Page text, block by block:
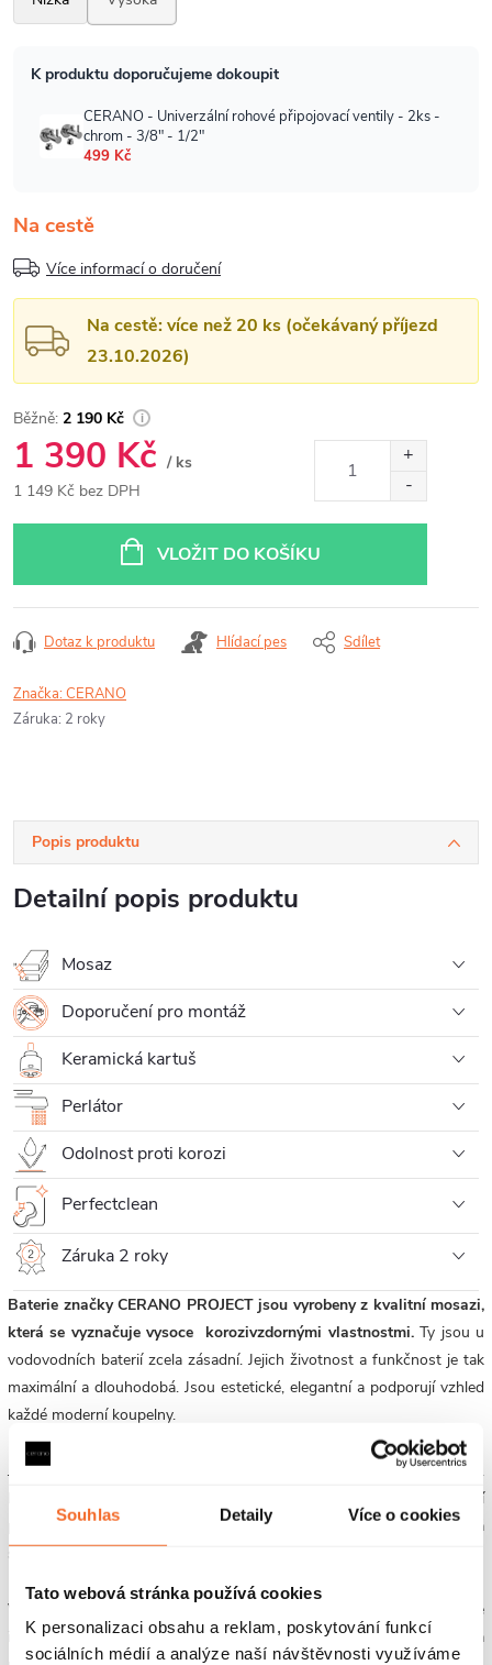
Souhlas Detaily Více o cookies
Tato webová stránka používá cookies
K personalizaci obsahu a reklam, poskytování funkcí
sociálních médií a analýze naší návštěvnosti využíváme
Na cestě
Více informací o doručení
Na cestě: více než 20 ks (očekávaný příjezd
23.10.2026)
2 190 Kč
1 390 Kč / ks
1 149 Kč bez DPH
VLOŽIT DO KOŠÍKU
Dotaz k produktu Hlídací pes Sdílet
Značka:CERANO
Záruka: 2 roky
Popis produktu
Detailní popis produktu
Mosaz
Doporučení pro montáž
Keramická kartuš
Perlátor
Odolnost proti korozi
Perfectclean
Záruka 2 roky
Baterie značky CERANO PROJECT jsou vyrobeny z kvalitní mosazi,
která se vyznačuje vysoce korozivzdornými vlastnostmi.Ty jsou u
vodovodních baterií zcela zásadní. Jejich životnost a funkčnost je tak
maximální a dlouhodobá. Jsou estetické, elegantní a podporují vzhled
každé moderní koupelny.
Jednou z výhod moderních umyvadlových baterií je také úspora vody.
Mnoho nových modelů je vybaveno technologiemi, které snižují
průtok vody, aniž by to ovlivnilo komfort mytí rukou. To pomáhá
snižovat spotřebu vody a přispívá k udržitelnosti celé baterie.
Výběr umyvadlové baterie by měl být proveden s ohledem na vaše
individuální potřeby a designové preference. Bez ohledu na to, zda